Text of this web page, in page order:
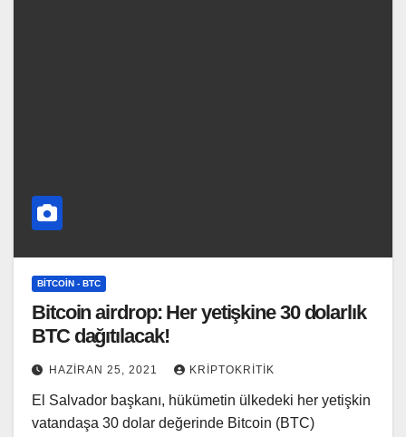
BITCOIN - BTC
Bitcoin airdrop: Her yetişkine 30 dolarlık
BTC dağıtılacak!
HAZIRAN 25, 2021 KRIPTOKRITIK
El Salvador başkanı, hükümetin ülkedeki her yetişkin
vatandaşa 30 dolar değerinde Bitcoin (BTC)